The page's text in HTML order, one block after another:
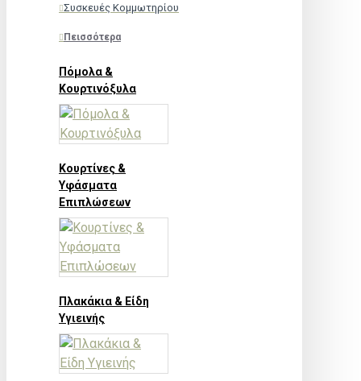
Συσκευές Κομμωτηρίου
Πεισσότερα
Πόμολα &
Κουρτινόξυλα
Κουρτίνες &
Υφάσματα
Επιπλώσεων
Πλακάκια & Είδη
Υγιεινής